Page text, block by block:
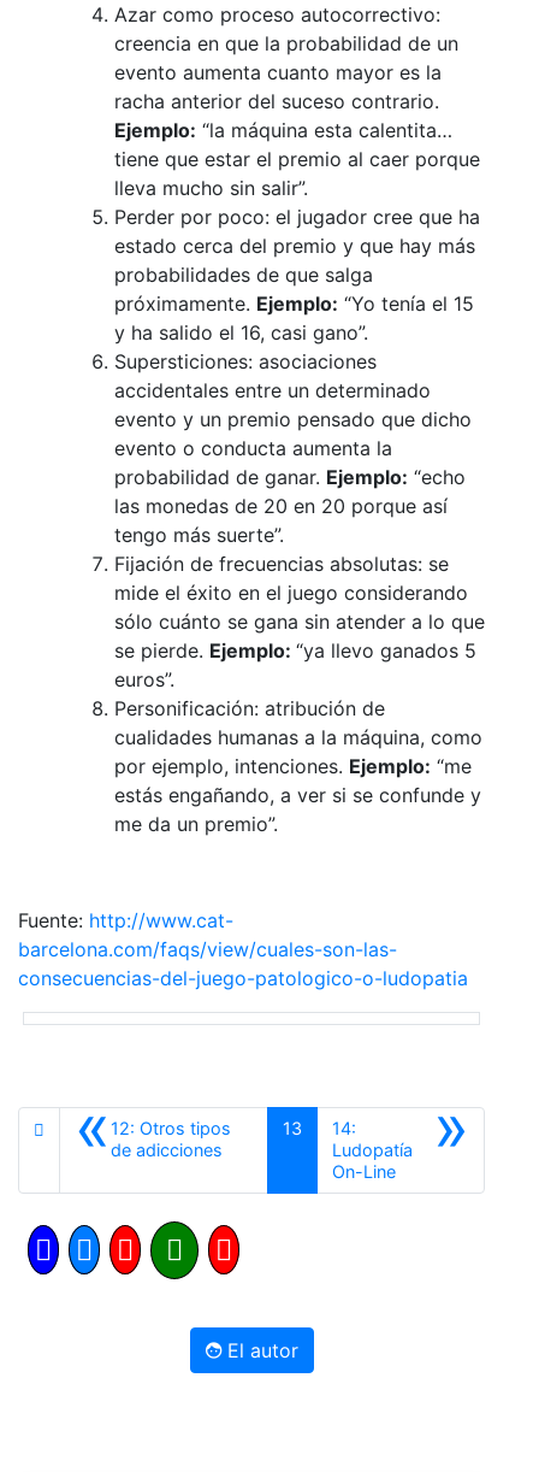
Azar como proceso autocorrectivo:
creencia en que la probabilidad de un
evento aumenta cuanto mayor es la
racha anterior del suceso contrario.
Ejemplo: “la máquina esta calentita…
tiene que estar el premio al caer porque
lleva mucho sin salir”.
Perder por poco: el jugador cree que ha
estado cerca del premio y que hay más
probabilidades de que salga
próximamente. Ejemplo: “Yo tenía el 15
y ha salido el 16, casi gano”.
Supersticiones: asociaciones
accidentales entre un determinado
evento y un premio pensado que dicho
evento o conducta aumenta la
probabilidad de ganar. Ejemplo: “echo
las monedas de 20 en 20 porque así
tengo más suerte”.
Fijación de frecuencias absolutas: se
mide el éxito en el juego considerando
sólo cuánto se gana sin atender a lo que
se pierde. Ejemplo: “ya llevo ganados 5
euros”.
Personificación: atribución de
cualidades humanas a la máquina, como
por ejemplo, intenciones. Ejemplo: “me
estás engañando, a ver si se confunde y
me da un premio”.
Fuente: http://www.cat-
barcelona.com/faqs/view/cuales-son-las-
consecuencias-del-juego-patologico-o-ludopatia
«12: Otros tipos
de adicciones
13 »
14:
Ludopatía
On-LineSiguiente
El autor